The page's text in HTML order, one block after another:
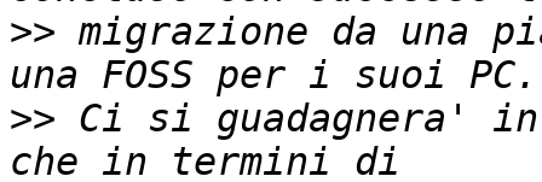
>> migrazione da una
>> Ci si guadagnera'